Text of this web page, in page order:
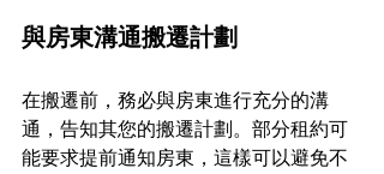
與房東溝通搬遷計劃
在搬遷前，務必與房東進行充分的溝
通，告知其您的搬遷計劃。部分租約可
能要求提前通知房東，這樣可以避免不